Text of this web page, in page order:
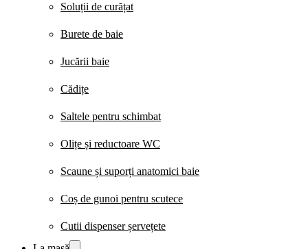
Soluții de curățat
Burete de baie
Jucării baie
Cădițe
Saltele pentru schimbat
Olițe și reductoare WC
Scaune și suporți anatomici baie
Coș de gunoi pentru scutece
Cutii dispenser șervețete